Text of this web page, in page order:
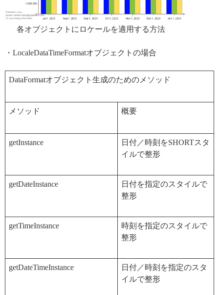
各オブジェクトにロケールを適用する方法
・LocaleDataTimeFormatオブジェクトの場合
DataFormatオブジェクト生成のためのメソッド
メソッド 概要
getInstance
日付／時刻をSHORTスタ
イルで整形
getDateInstance
日付を指定のスタイルで
整形
getTimeInstance
時刻を指定のスタイルで
整形
getDateTimeInstance
日付／時刻を指定のスタ
イルで整形